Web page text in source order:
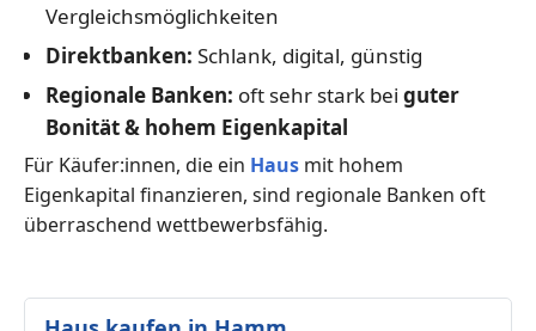
Vergleichsmöglichkeiten
Direktbanken: Schlank, digital, günstig
Regionale Banken: oft sehr stark bei guter
Bonität & hohem Eigenkapital
Für Käufer:innen, die ein Haus mit hohem
Eigenkapital finanzieren, sind regionale Banken oft
überraschend wettbewerbsfähig.